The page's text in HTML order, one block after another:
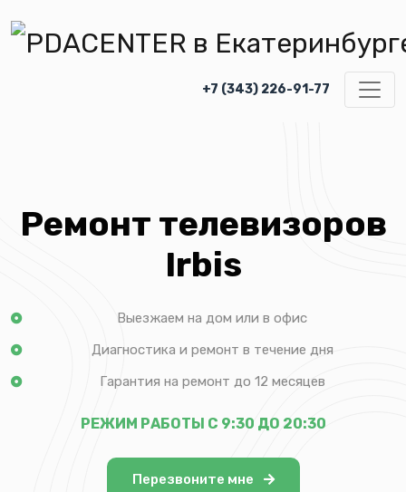
+7 (343) 226-91-77
Ремонт телевизоров
Irbis
Выезжаем на дом или в офис
Диагностика и ремонт в течение дня
Гарантия на ремонт до 12 месяцев
РЕЖИМ РАБОТЫ С 9:30 ДО 20:30
Перезвоните мне